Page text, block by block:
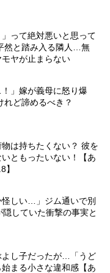
」って絶対悪いと思って
然と踏み入る隣人…無
ヤが止まらない
」嫁が義母に怒り爆
れど諦めるべき？
は持ちたくない？ 彼を
ともったいない！【あ
】
怪しい…」ジム通いで別
していた衝撃の事実と
よし子だったが…「うど
まる小さな違和感【あ